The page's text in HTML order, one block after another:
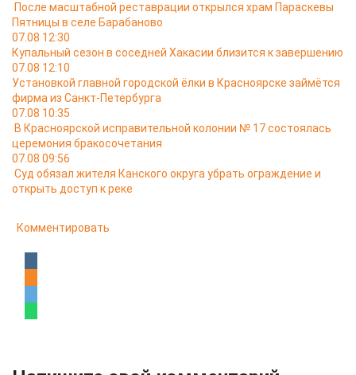
После масштабной реставрации открылся храм Параскевы
Пятницы в селе Барабаново
07.08 12:30
Купальный сезон в соседней Хакасии близится к завершению
07.08 12:10
Установкой главной городской ёлки в Красноярске займётся
фирма из Санкт-Петербурга
07.08 10:35
В Красноярской исправительной колонии № 17 состоялась
церемония бракосочетания
07.08 09:56
Суд обязал жителя Канского округа убрать ограждение и
открыть доступ к реке
Комментировать